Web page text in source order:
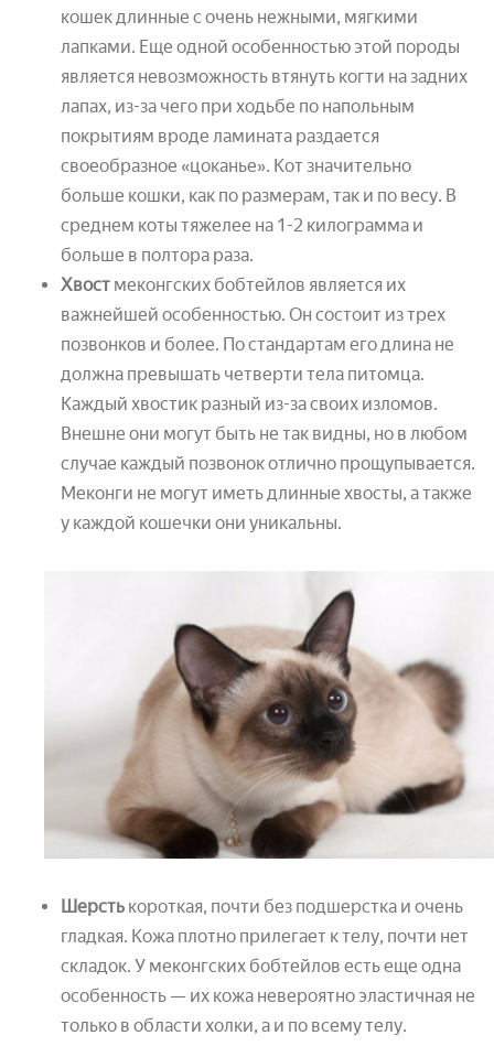
кошек длинные с очень нежными, мягкими
лапками. Еще одной особенностью этой породы
является невозможность втянуть когти на задних
лапах, из-за чего при ходьбе по напольным
покрытиям вроде ламината раздается
своеобразное «цоканье». Кот значительно
больше кошки, как по размерам, так и по весу. В
среднем коты тяжелее на 1-2 килограмма и
больше в полтора раза.
Хвост меконгских бобтейлов является их
важнейшей особенностью. Он состоит из трех
позвонков и более. По стандартам его длина не
должна превышать четверти тела питомца.
Каждый хвостик разный из-за своих изломов.
Внешне они могут быть не так видны, но в любом
случае каждый позвонок отлично прощупывается.
Меконги не могут иметь длинные хвосты, а также
у каждой кошечки они уникальны.
Шерсть короткая, почти без подшерстка и очень
гладкая. Кожа плотно прилегает к телу, почти нет
складок. У меконгских бобтейлов есть еще одна
особенность — их кожа невероятно эластичная не
только в области холки, а и по всему телу.